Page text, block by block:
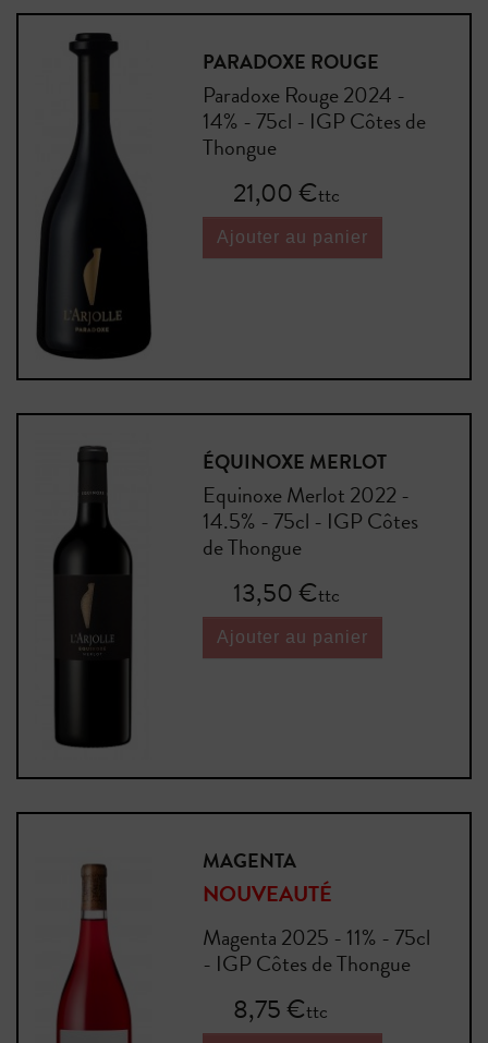
PARADOXE ROUGE
Paradoxe Rouge 2024 -
14% - 75cl - IGP Côtes de
Thongue
Prix21,00 €ttc
Ajouter au panier
ÉQUINOXE MERLOT
Equinoxe Merlot 2022 -
14.5% - 75cl - IGP Côtes
de Thongue
Prix13,50 €ttc
Ajouter au panier
MAGENTA
NOUVEAUTÉ
Magenta 2025 - 11% - 75cl
- IGP Côtes de Thongue
Prix8,75 €ttc